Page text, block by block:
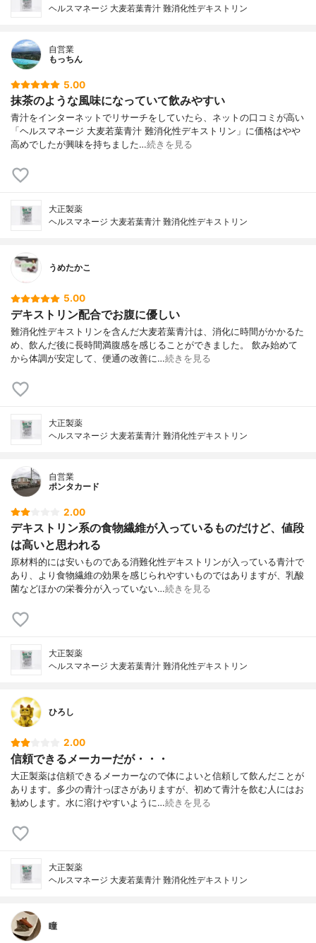
ヘルスマネージ 大麦若葉青汁 難消化性デキストリン
自営業
もっちん
5.00
抹茶のような風味になっていて飲みやすい
青汁をインターネットでリサーチをしていたら、ネットの口コミが高い
「ヘルスマネージ 大麦若葉青汁 難消化性デキストリン」に価格はやや
高めでしたが興味を持ちました…続きを見る
大正製薬
ヘルスマネージ 大麦若葉青汁 難消化性デキストリン
うめたかこ
5.00
デキストリン配合でお腹に優しい
難消化性デキストリンを含んだ大麦若葉青汁は、消化に時間がかかるた
め、飲んだ後に長時間満腹感を感じることができました。 飲み始めて
から体調が安定して、便通の改善に…続きを見る
大正製薬
ヘルスマネージ 大麦若葉青汁 難消化性デキストリン
自営業
ポンタカード
2.00
デキストリン系の食物繊維が入っているものだけど、値段
は高いと思われる
原材料的には安いものである消難化性デキストリンが入っている青汁で
あり、より食物繊維の効果を感じられやすいものではありますが、乳酸
菌などほかの栄養分が入っていない…続きを見る
大正製薬
ヘルスマネージ 大麦若葉青汁 難消化性デキストリン
ひろし
2.00
信頼できるメーカーだが・・・
大正製薬は信頼できるメーカーなので体によいと信頼して飲んだことが
あります。多少の青汁っぽさがありますが、初めて青汁を飲む人にはお
勧めします。水に溶けやすいように…続きを見る
大正製薬
ヘルスマネージ 大麦若葉青汁 難消化性デキストリン
瞳